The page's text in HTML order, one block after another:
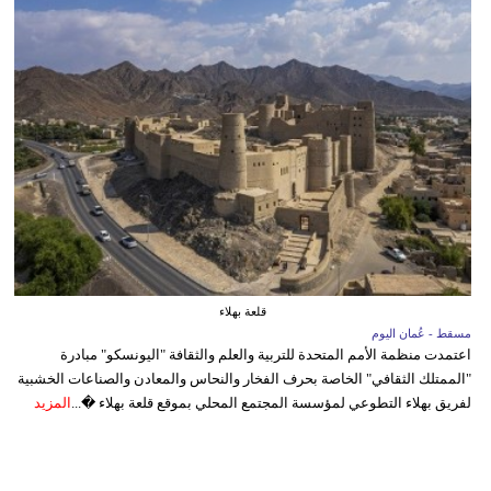
قلعة بهلاء
مسقط - عُمان اليوم
اعتمدت منظمة الأمم المتحدة للتربية والعلم والثقافة "اليونسكو" مبادرة
"الممتلك الثقافي" الخاصة بحرف الفخار والنحاس والمعادن والصناعات الخشبية
لفريق بهلاء التطوعي لمؤسسة المجتمع المحلي بموقع قلعة بهلاء �... المزيد